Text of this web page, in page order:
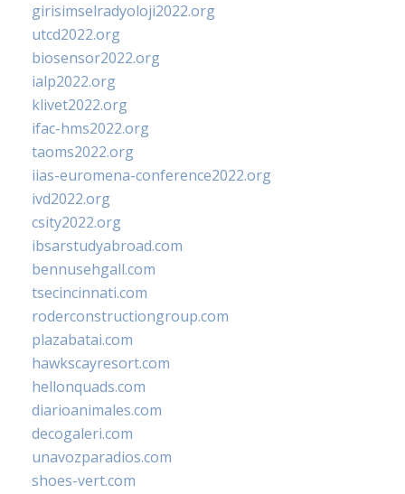
girisimselradyoloji2022.org
utcd2022.org
biosensor2022.org
ialp2022.org
klivet2022.org
ifac-hms2022.org
taoms2022.org
iias-euromena-conference2022.org
ivd2022.org
csity2022.org
ibsarstudyabroad.com
bennusehgall.com
tsecincinnati.com
roderconstructiongroup.com
plazabatai.com
hawkscayresort.com
hellonquads.com
diarioanimales.com
decogaleri.com
unavozparadios.com
shoes-vert.com